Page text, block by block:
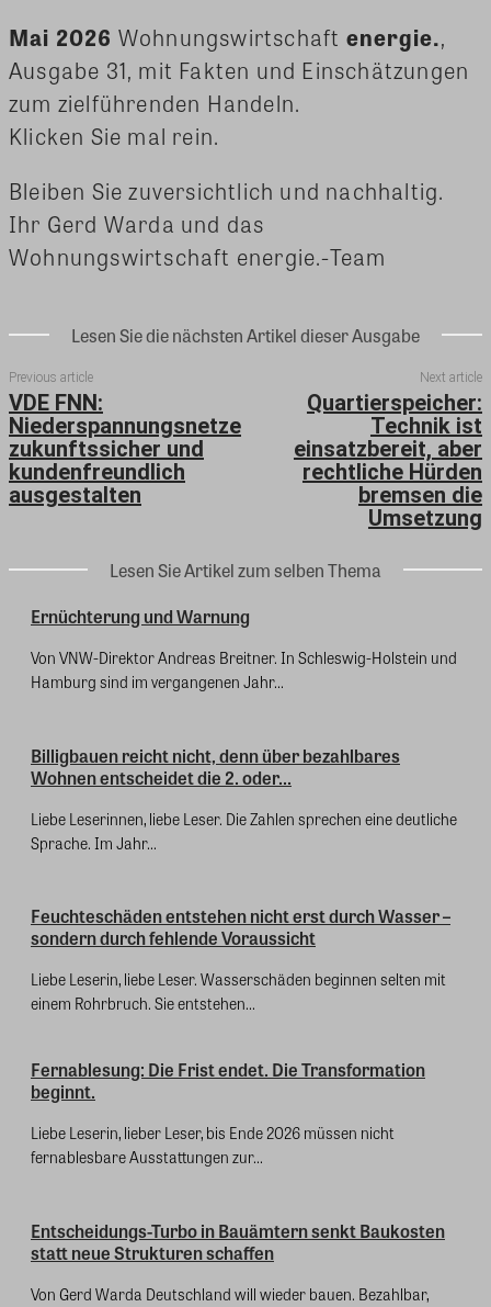
Mai 2026 Wohnungswirtschaft energie.,
Ausgabe 31, mit Fakten und Einschätzungen
zum zielführenden Handeln.
Klicken Sie mal rein.
Bleiben Sie zuversichtlich und nachhaltig.
Ihr Gerd Warda und das
Wohnungswirtschaft energie.-Team
Lesen Sie die nächsten Artikel dieser Ausgabe
Previous article
VDE FNN:
Niederspannungsnetze
zukunftssicher und
kundenfreundlich
ausgestalten
Next article
Quartierspeicher:
Technik ist
einsatzbereit, aber
rechtliche Hürden
bremsen die
Umsetzung
Lesen Sie Artikel zum selben Thema
Ernüchterung und Warnung
Von VNW-Direktor Andreas Breitner. In Schleswig-Holstein und
Hamburg sind im vergangenen Jahr...
Billigbauen reicht nicht, denn über bezahlbares
Wohnen entscheidet die 2. oder...
Liebe Leserinnen, liebe Leser. Die Zahlen sprechen eine deutliche
Sprache. Im Jahr...
Feuchteschäden entstehen nicht erst durch Wasser –
sondern durch fehlende Voraussicht
Liebe Leserin, liebe Leser. Wasserschäden beginnen selten mit
einem Rohrbruch. Sie entstehen...
Fernablesung: Die Frist endet. Die Transformation
beginnt.
Liebe Leserin, lieber Leser, bis Ende 2026 müssen nicht
fernablesbare Ausstattungen zur...
Entscheidungs-Turbo in Bauämtern senkt Baukosten
statt neue Strukturen schaffen
Von Gerd Warda Deutschland will wieder bauen. Bezahlbar,